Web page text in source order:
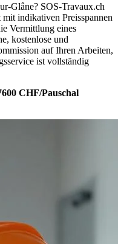
Glâne? SOS-Travaux.ch
indikativen Preisspannen
Vermittlung eines
kostenlose und
auf Ihren Arbeiten,
ist vollständig
CHF/Pauschal